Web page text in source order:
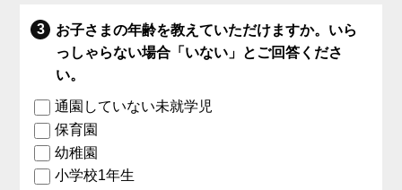
お子さまの年齢を教えていただけますか。いら
っしゃらない場合「いない」とご回答くださ
い。
通園していない未就学児
保育園
幼稚園
小学校1年生